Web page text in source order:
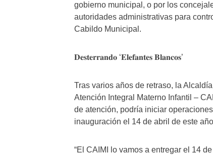
gobierno municipal, o por los
autoridades administrativas para
Cabildo Municipal.
𝐃𝐞𝐬𝐭𝐞𝐫𝐫𝐚𝐧𝐝𝐨 ‘𝐄𝐥𝐞𝐟𝐚𝐧𝐭𝐞𝐬 𝐁𝐥𝐚𝐧𝐜𝐨𝐬’
Tras varios años de retraso, la
Atención Integral Materno Infantil –
de atención, podría iniciar
inauguración el 14 de abril de este
“El CAIMI lo vamos a entregar el 14